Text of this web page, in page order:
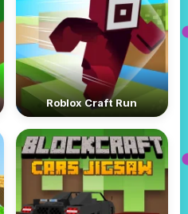
Roblox Craft Run